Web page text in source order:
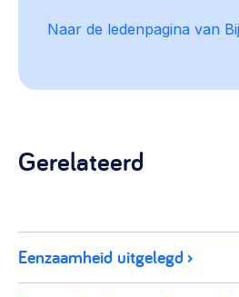
Naar de ledenpagina van
Gerelateerd
Eenzaamheid uitgelegd